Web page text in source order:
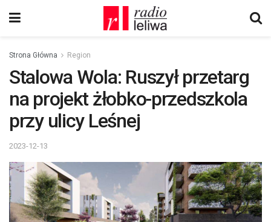
Strona Główna Region
Stalowa Wola: Ruszył przetarg
na projekt żłobko-przedszkola
przy ulicy Leśnej
2023-12-13